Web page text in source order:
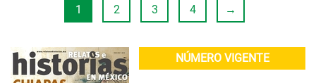
1 2 3 4 →
NÚMERO VIGENTE